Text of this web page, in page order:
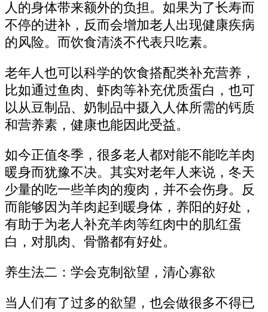
人的身体带来额外的负担。如果为了长寿而
不停的进补，反而会增加老人出现健康疾病
的风险。而饮食清淡不代表只吃素。
老年人也可以科学的饮食搭配类补充营养，
比如通过鱼肉、虾肉等补充优质蛋白，也可
以从豆制品、奶制品中摄入人体所需的钙质
和营养素，健康也能因此受益。
如今正值冬季，很多老人都对能不能吃羊肉
暖身而犹豫不决。其实对老年人来说，冬天
少量的吃一些羊肉的瘦肉，并不会伤身。反
而能够因为羊肉起到暖身体，养阳的好处，
有助于为老人补充羊肉等红肉中的肌红蛋
白，对肌肉、骨骼都有好处。
养生法二：学会克制欲望，清心寡欲
当人们有了过多的欲望，也会做很多不得已